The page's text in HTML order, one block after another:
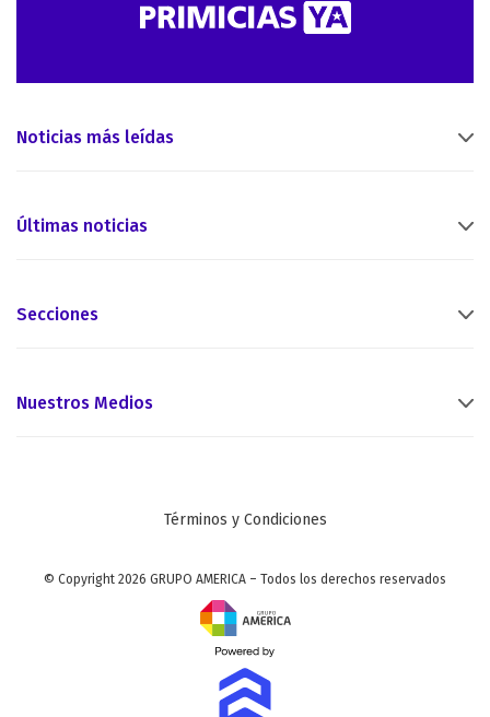
Noticias más leídas
Últimas noticias
Secciones
Nuestros Medios
Términos y Condiciones
© Copyright 2026 GRUPO AMERICA – Todos los derechos reservados